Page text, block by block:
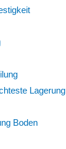
Lagerung
Boden